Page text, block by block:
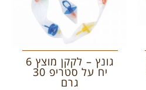
גונץ – לקקן מוצץ 6
יח על סטריפ 30
גרם